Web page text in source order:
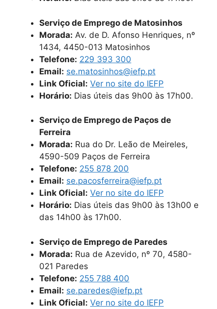
Serviço de Emprego de Matosinhos
Morada: Av. de D. Afonso Henriques, nº
1434, 4450-013 Matosinhos
Telefone: 229 393 300
Email: se.matosinhos@iefp.pt
Link Oficial: Ver no site do IEFP
Horário: Dias úteis das 9h00 às 17h00.
Serviço de Emprego de Paços de
Ferreira
Morada: Rua do Dr. Leão de Meireles,
4590-509 Paços de Ferreira
Telefone: 255 878 200
Email: se.pacosferreira@iefp.pt
Link Oficial: Ver no site do IEFP
Horário: Dias úteis das 9h00 às 13h00 e
das 14h00 às 17h00.
Serviço de Emprego de Paredes
Morada: Rua de Azevido, nº 70, 4580-
021 Paredes
Telefone: 255 788 400
Email: se.paredes@iefp.pt
Link Oficial: Ver no site do IEFP